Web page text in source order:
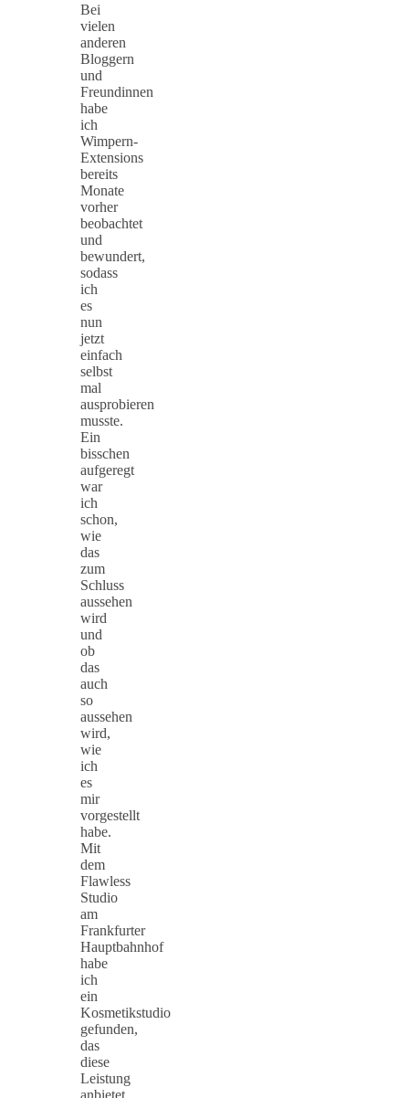
Bei
vielen
anderen
Bloggern
und
Freundinnen
habe
ich
Wimpern-
Extensions
bereits
Monate
vorher
beobachtet
und
bewundert,
sodass
ich
es
nun
jetzt
einfach
selbst
mal
ausprobieren
musste.
Ein
bisschen
aufgeregt
war
ich
schon,
wie
das
zum
Schluss
aussehen
wird
und
ob
das
auch
so
aussehen
wird,
wie
ich
es
mir
vorgestellt
habe.
Mit
dem
Flawless
Studio
am
Frankfurter
Hauptbahnhof
habe
ich
ein
Kosmetikstudio
gefunden,
das
diese
Leistung
anbietet